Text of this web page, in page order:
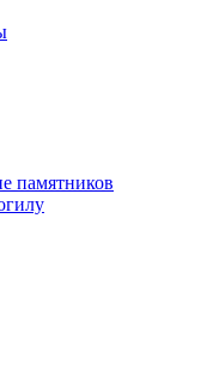
памятников